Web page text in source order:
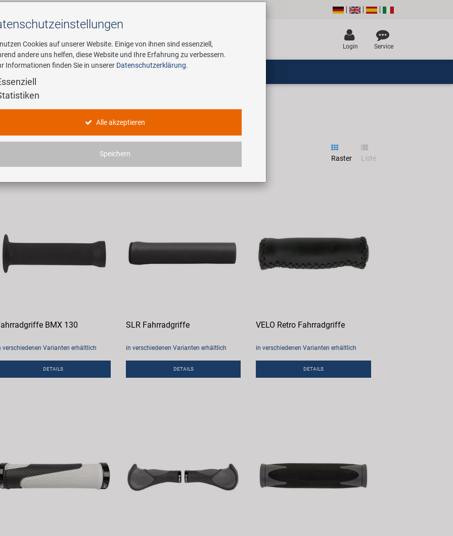
Suchen
Login Service
50 Artikel gefunden. Raster Liste
BMX 130
verschiedenen Varianten erhältlich
DETAILS
SLR Fahrradgriffe
in verschiedenen Varianten erhältlich
DETAILS
VELO Retro Fahrradgriffe
in verschiedenen Varianten erhältlich
DETAILS
Cookies auf unserer Website. Einige von ihnen sind essenziell,
andere uns helfen, diese Website und Ihre Erfahrung zu verbessern.
Informationen finden Sie in unserer Datenschutzerklärung.
Alle akzeptieren
Speichern